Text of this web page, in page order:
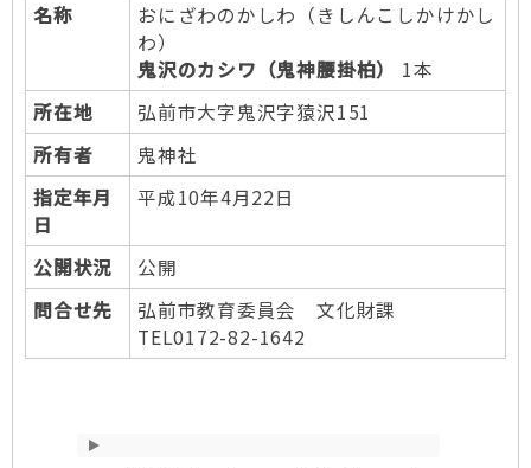
名称
おにざわのかしわ（きしんこしかけかし
わ）
鬼沢のカシワ（鬼神腰掛柏）
1本
所在地
弘前市大字鬼沢字猿沢151
所有者
鬼神社
指定年月
日
平成10年4月22日
公開状況
公開
問合せ先
弘前市教育委員会 文化財課
TEL0172-82-1642